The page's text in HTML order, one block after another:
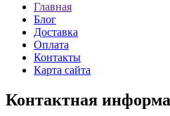
Главная
Блог
Доставка
Оплата
Контакты
Карта сайта
Контактная